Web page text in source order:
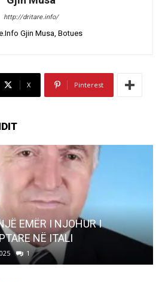
http://dritare.info/
Gjin Musa, Botues
X Pinterest
Musa-Rome- Shtator 2025
2025 0